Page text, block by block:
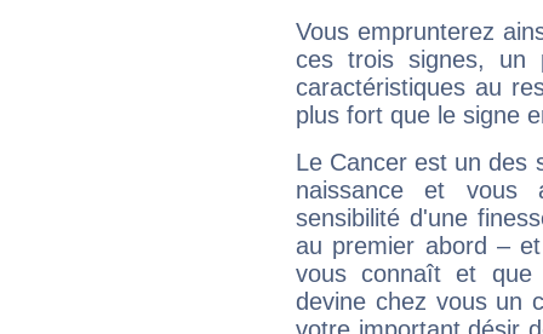
Vous emprunterez
ces trois signes, un
caractéristiques au
plus fort que le signe
Le Cancer est un des
naissance et vous
sensibilité d'une
au premier abord –
vous connaît et
devine chez vous un